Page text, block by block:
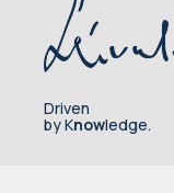
Driven
by Knowledge.